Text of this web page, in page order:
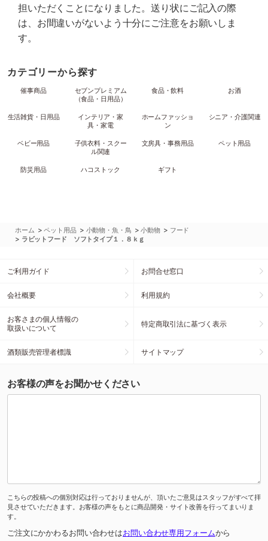
担いただくことになりました。送り状にご記入の際
は、お間違いがないよう十分にご注意をお願いしま
す。
カテゴリーから探す
催事商品
セブンプレミアム
（食品・日用品）
食品・飲料 お酒
生活雑貨・日用品
インテリア・家
具・家電
ホームファッショ
ン
シニア・介護関連
ベビー用品
子供衣料・スクー
ル関連
文房具・事務用品 ペット用品
防災用品 ハコストック ギフト
ホーム >ペット用品 > 小動物・魚・鳥 >小動物 > フード
> ラビットフード ソフトタイプ１．８ｋｇ
ご利用ガイド お問合せ窓口
会社概要 利用規約
お客さまの個人情報の
取扱いについて
特定商取引法に基づく表示
酒類販売管理者標識 サイトマップ
お客様の声をお聞かせください
こちらの投稿への個別対応は行っておりませんが、頂いたご意見はスタッフがすべて拝
見させていただきます。お客様の声をもとに商品開発・サイト改善を行ってまいりま
す。
ご注文にかかわるお問い合わせはお問い合わせ専用フォームから